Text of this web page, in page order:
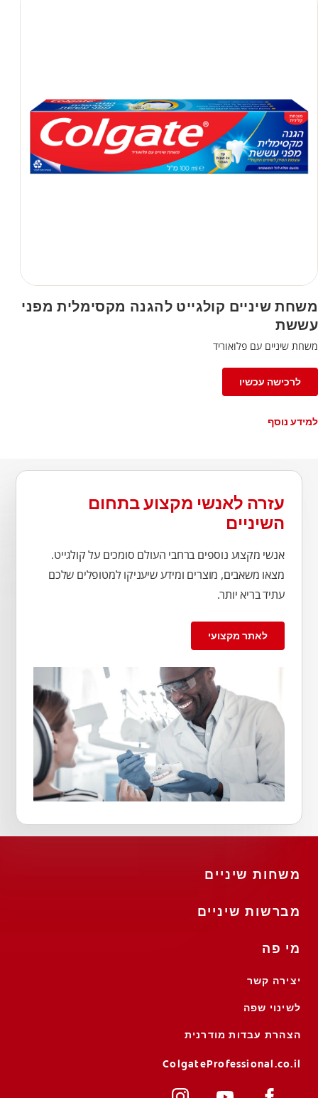
משחת שיניים קולגייט להגנה מקסימלית מפני
עששת
משחת שיניים עם פלואוריד
לרכישה עכשיו
למידע נוסף
עזרה לאנשי מקצוע בתחום
השיניים
אנשי מקצוע נוספים ברחבי העולם סומכים על קולגייט.
מצאו משאבים, מוצרים ומידע שיעניקו למטופלים שלכם
עתיד בריא יותר.
לאתר מקצועי
משחות שיניים
מברשות שיניים
מי פה
יצירה קשר
לשינוי שפה
הצהרת עבדות מודרנית
ColgateProfessional.co.il